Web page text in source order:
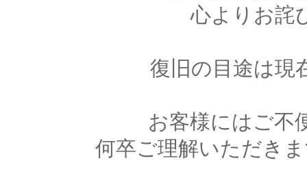
心よりお詫
復旧の目途は現
お客様にはご不
何卒ご理解いただき